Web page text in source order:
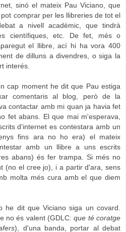
sinó el mateix Pau Viciano, que
comprar per les llibreries de tot el
a nivell acadèmic, que tindrà
científiques, etc. De fet, més o
el llibre, ací hi ha vora 400
de dilluns a divendres, o siga la
interés.
cap moment he dit que Pau estiga
comentaris al blog, però de la
contactar amb mi quan ja havia fet
fet abans. El que mai m'esperava,
d'internet es contestara amb un
fins ara no ho era) el mateix
amb un llibre a uns escrits
abans) és fer trampa. Si més no
(no el cree jo), i a partir d'ara, sens
molta més cura amb el que diem
he dit que Viciano siga un covard.
no és valent (GDLC:que té coratge
), d'una banda, portar al debat